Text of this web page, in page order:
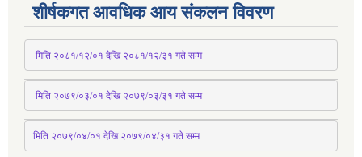
शीर्षकगत आवधिक आय संकलन विवरण
मिति २०८१/१२/०१ देखि २०८१/१२/३१ गते सम्म
मिति २०७९/०३/०१ देखि २०७९/०३/३१ गते सम्म
मिति २०७९/०४/०१ देखि २०७९/०४/३१ गते सम्म